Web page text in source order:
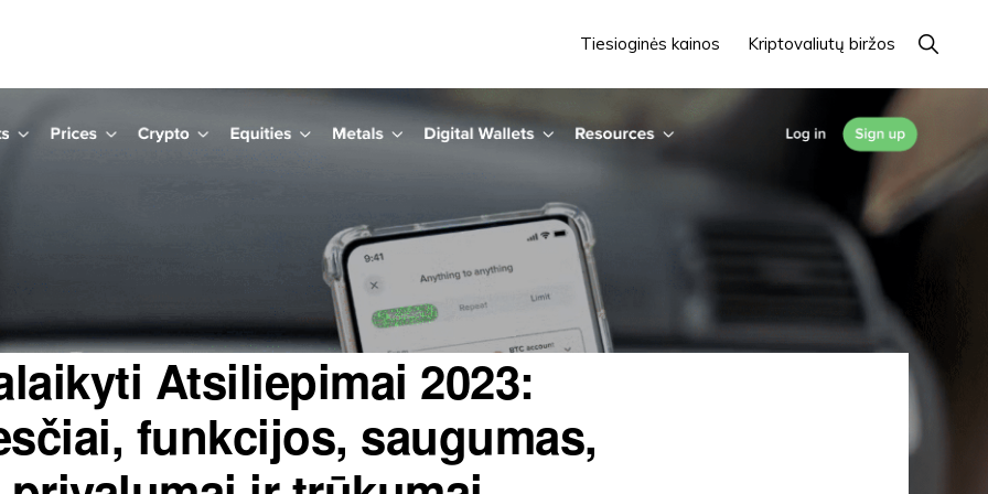
Tiesioginės kainos Kriptovaliutų biržos Rodyti
paiešką
Atsiliepimai 2023:
funkcijos, saugumas,